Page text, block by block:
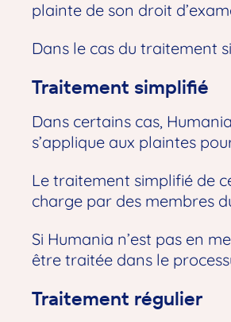
plainte de son droit
Dans le cas du traitement
Traitement simplifié
Dans certains cas,
s’applique aux plaintes
Le traitement simplifié de
charge par des membres
Si Humania n’est pas en
être traitée dans le
Traitement régulier